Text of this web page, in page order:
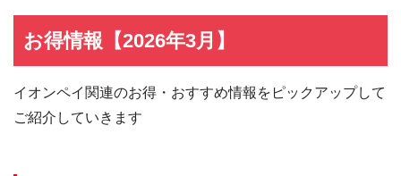
お得情報【2026年3月】
イオンペイ関連のお得・おすすめ情報をピックアップして
ご紹介していきます